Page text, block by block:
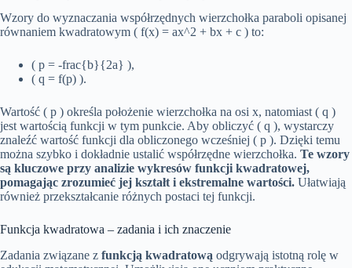
Wzory do wyznaczania współrzędnych wierzchołka paraboli opisanej
równaniem kwadratowym ( f(x) = ax^2 + bx + c ) to:
( p = -frac{b}{2a} ),
( q = f(p) ).
Wartość ( p ) określa położenie wierzchołka na osi x, natomiast ( q )
jest wartością funkcji w tym punkcie. Aby obliczyć ( q ), wystarczy
znaleźć wartość funkcji dla obliczonego wcześniej ( p ). Dzięki temu
można szybko i dokładnie ustalić współrzędne wierzchołka. Te wzory
są kluczowe przy analizie wykresów funkcji kwadratowej,
pomagając zrozumieć jej kształt i ekstremalne wartości. Ułatwiają
również przekształcanie różnych postaci tej funkcji.
Funkcja kwadratowa – zadania i ich znaczenie
Zadania związane z funkcją kwadratową odgrywają istotną rolę w